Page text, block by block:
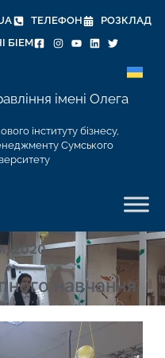
ТЕЛЕФОН
РОЗКЛАД
БІЕМ
імені Олега
інституту бізнесу,
Сумського
2020
навчання